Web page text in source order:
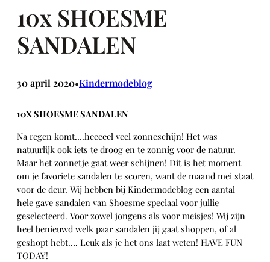
10x SHOESME
SANDALEN
30 april 2020•Kindermodeblog
10X SHOESME SANDALEN
Na regen komt….heeeeel veel zonneschijn! Het was
natuurlijk ook iets te droog en te zonnig voor de natuur.
Maar het zonnetje gaat weer schijnen! Dit is het moment
om je favoriete sandalen te scoren, want de maand mei staat
voor de deur. Wij hebben bij Kindermodeblog een aantal
hele gave sandalen van Shoesme speciaal voor jullie
geselecteerd. Voor zowel jongens als voor meisjes! Wij zijn
heel benieuwd welk paar sandalen jij gaat shoppen, of al
geshopt hebt…. Leuk als je het ons laat weten! HAVE FUN
TODAY!